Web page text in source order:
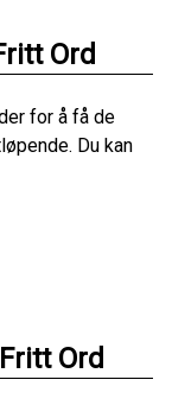
Ord
for å få de
Du kan
Ord